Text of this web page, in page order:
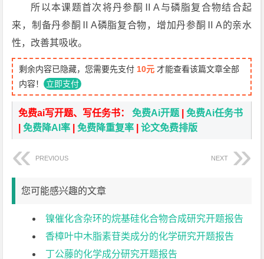
所以本课题首次将丹参酮ⅡA与磷脂复合物结合起
来，制备丹参酮ⅡA磷脂复合物，增加丹参酮ⅡA的亲水
性，改善其吸收。
剩余内容已隐藏，您需要先支付 10元 才能查看该篇文章全部
内容！ 立即支付
免费ai写开题、写任务书：免费Ai开题 |免费Ai任务书
|免费降AI率 |免费降重复率 |论文免费排版
PREVIOUS NEXT
您可能感兴趣的文章
镍催化含杂环的烷基硅化合物合成研究开题报告
香樟叶中木脂素苷类成分的化学研究开题报告
丁公藤的化学成分研究开题报告